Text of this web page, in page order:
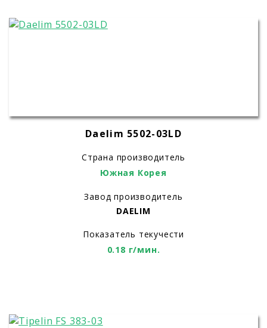
Daelim 5502-03LD
Страна производитель
Южная Корея
Завод производитель
DAELIM
Показатель текучести
0.18 г/мин.